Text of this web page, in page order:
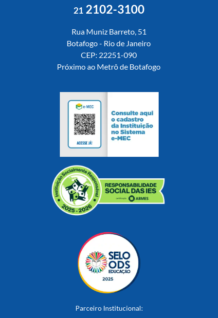
21 2102-3100
Rua Muniz Barreto, 51
Botafogo - Rio de Janeiro
CEP: 22251-090
Próximo ao Metrô de Botafogo
Parceiro Institucional: